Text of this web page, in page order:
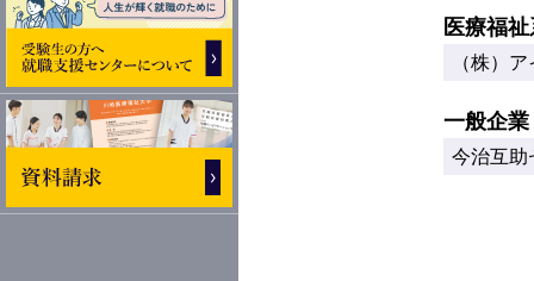
医療福
（株）
一般企業
今治互助